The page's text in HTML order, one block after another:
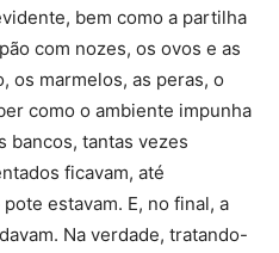
bem como a partilha
com nozes, os ovos e as
os marmelos, as peras, o
como o ambiente impunha
bancos, tantas vezes
ficavam, até
estavam. E, no final, a
Na verdade, tratando-